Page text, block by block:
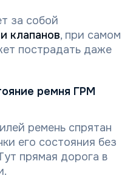
за собой
клапанов, при самом
пострадать даже
ремня ГРМ
ремень спрятан
его состояния без
прямая дорога в